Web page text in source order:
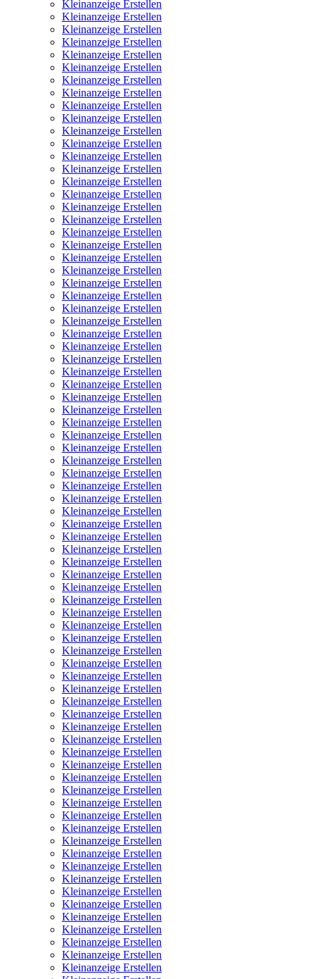
Kleinanzeige Erstellen
Kleinanzeige Erstellen
Kleinanzeige Erstellen
Kleinanzeige Erstellen
Kleinanzeige Erstellen
Kleinanzeige Erstellen
Kleinanzeige Erstellen
Kleinanzeige Erstellen
Kleinanzeige Erstellen
Kleinanzeige Erstellen
Kleinanzeige Erstellen
Kleinanzeige Erstellen
Kleinanzeige Erstellen
Kleinanzeige Erstellen
Kleinanzeige Erstellen
Kleinanzeige Erstellen
Kleinanzeige Erstellen
Kleinanzeige Erstellen
Kleinanzeige Erstellen
Kleinanzeige Erstellen
Kleinanzeige Erstellen
Kleinanzeige Erstellen
Kleinanzeige Erstellen
Kleinanzeige Erstellen
Kleinanzeige Erstellen
Kleinanzeige Erstellen
Kleinanzeige Erstellen
Kleinanzeige Erstellen
Kleinanzeige Erstellen
Kleinanzeige Erstellen
Kleinanzeige Erstellen
Kleinanzeige Erstellen
Kleinanzeige Erstellen
Kleinanzeige Erstellen
Kleinanzeige Erstellen
Kleinanzeige Erstellen
Kleinanzeige Erstellen
Kleinanzeige Erstellen
Kleinanzeige Erstellen
Kleinanzeige Erstellen
Kleinanzeige Erstellen
Kleinanzeige Erstellen
Kleinanzeige Erstellen
Kleinanzeige Erstellen
Kleinanzeige Erstellen
Kleinanzeige Erstellen
Kleinanzeige Erstellen
Kleinanzeige Erstellen
Kleinanzeige Erstellen
Kleinanzeige Erstellen
Kleinanzeige Erstellen
Kleinanzeige Erstellen
Kleinanzeige Erstellen
Kleinanzeige Erstellen
Kleinanzeige Erstellen
Kleinanzeige Erstellen
Kleinanzeige Erstellen
Kleinanzeige Erstellen
Kleinanzeige Erstellen
Kleinanzeige Erstellen
Kleinanzeige Erstellen
Kleinanzeige Erstellen
Kleinanzeige Erstellen
Kleinanzeige Erstellen
Kleinanzeige Erstellen
Kleinanzeige Erstellen
Kleinanzeige Erstellen
Kleinanzeige Erstellen
Kleinanzeige Erstellen
Kleinanzeige Erstellen
Kleinanzeige Erstellen
Kleinanzeige Erstellen
Kleinanzeige Erstellen
Kleinanzeige Erstellen
Kleinanzeige Erstellen
Kleinanzeige Erstellen
Kleinanzeige Erstellen